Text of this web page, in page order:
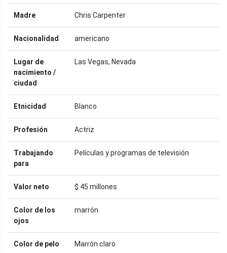
Madre Chris Carpenter
Nacionalidad americano
Lugar de
nacimiento /
ciudad
Las Vegas, Nevada
Etnicidad Blanco
Profesión Actriz
Trabajando
para
Películas y programas de televisión
Valor neto $ 45 millones
Color de los
ojos
marrón
Color de pelo Marrón claro